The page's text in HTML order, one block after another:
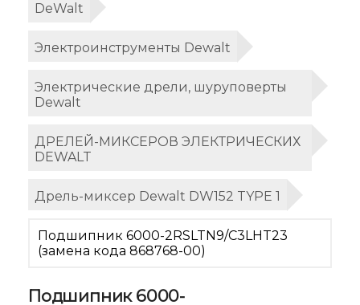
DeWalt
Электроинструменты Dewalt
Электрические дрели, шуруповерты
Dewalt
ДРЕЛЕЙ-МИКСЕРОВ ЭЛЕКТРИЧЕСКИХ
DEWALT
Дрель-миксер Dewalt DW152 TYPE 1
Подшипник 6000-2RSLTN9/C3LHT23
(замена кода 868768-00)
Подшипник 6000-